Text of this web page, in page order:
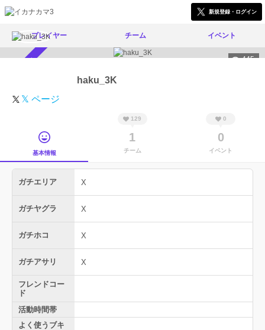
新規登録・ログイン
プレイヤー チーム イベント
445
haku_3K
𝕏 ページ
基本情報
129
1
チーム
0
0
イベント
ガチエリア X
ガチヤグラ X
ガチホコ X
ガチアサリ X
フレンドコー
ド
活動時間帯
よく使うブキ